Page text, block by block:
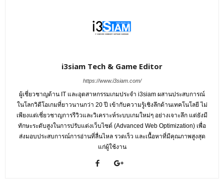
i3siam Tech & Game Editor
https://www.i3siam.com/
ผู้เชี่ยวชาญด้าน IT และอุตสาหกรรมเกมประจำ i3siam ผสานประสบการณ์
ในโลกวิดีโอเกมที่ยาวนานกว่า 20 ปี เข้ากับความรู้เชิงลึกด้านเทคโนโลยี ไม่
เพียงแต่เชี่ยวชาญการรีวิวและวิเคราะห์ระบบเกมใหม่ๆ อย่างเจาะลึก แต่ยังมี
ทักษะระดับสูงในการปรับแต่งเว็บไซต์ (Advanced Web Optimization) เพื่อ
ส่งมอบประสบการณ์การอ่านที่ลื่นไหล รวดเร็ว และเนื้อหาที่มีคุณภาพสูงสุด
แก่ผู้ใช้งาน